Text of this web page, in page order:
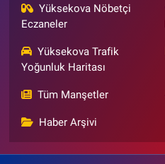
Yüksekova Nöbetçi
Eczaneler
Yüksekova Trafik
Yoğunluk Haritası
Tüm Manşetler
Haber Arşivi